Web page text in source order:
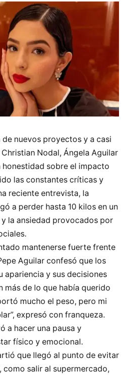
de nuevos proyectos y a casi
Nodal, Ángela Aguilar
sobre el impacto
las constantes críticas y
reciente entrevista, la
a perder hasta 10 kilos en un
y la ansiedad provocados por
mantenerse fuerte frente
Aguilar confesó que los
apariencia y sus decisiones
más de lo que había querido
mucho el peso, pero mi
expresó con franqueza.
a hacer una pausa y
físico y emocional.
que llegó al punto de evitar
salir al supermercado,